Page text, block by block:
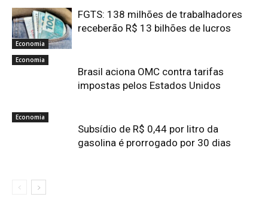
Economia
FGTS: 138 milhões de trabalhadores
receberão R$ 13 bilhões de lucros
Economia
Brasil aciona OMC contra tarifas
impostas pelos Estados Unidos
Economia
Subsídio de R$ 0,44 por litro da
gasolina é prorrogado por 30 dias